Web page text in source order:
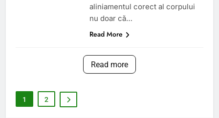
aliniamentul corect al corpului
nu doar că…
Read More
Read more
1 2